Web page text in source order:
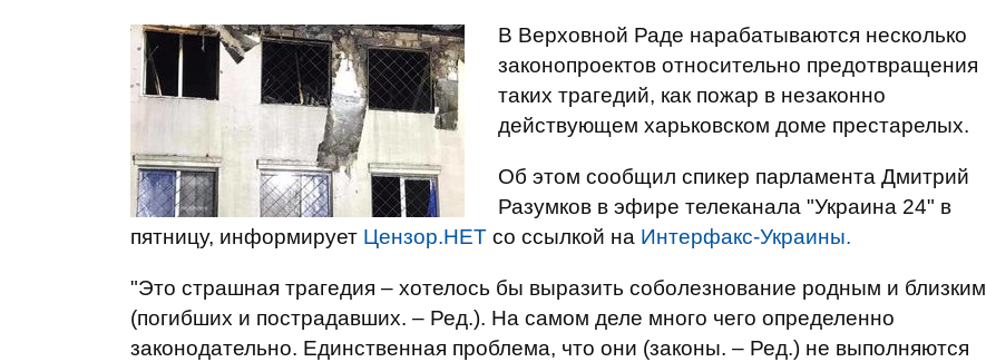
В Верховной Раде нарабатываются несколько
законопроектов относительно предотвращения
таких трагедий, как пожар в незаконно
действующем харьковском доме престарелых.
Об этом сообщил спикер парламента Дмитрий
Разумков в эфире телеканала "Украина 24" в
пятницу, информирует Цензор.НЕТ со ссылкой на Интерфакс-Украины.
"Это страшная трагедия – хотелось бы выразить соболезнование родным и близким
(погибших и пострадавших. – Ред.). На самом деле много чего определенно
законодательно. Единственная проблема, что они (законы. – Ред.) не выполняются